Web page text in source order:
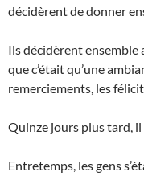
décidèrent de donner
Ils décidèrent ensemble
que c’était qu’une
remerciements, les
Quinze jours plus tard,
Entretemps, les gens